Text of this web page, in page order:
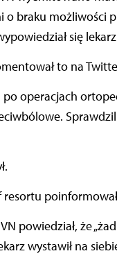
o braku
się
to na
po operacjach
powiedział, że
wystawił na